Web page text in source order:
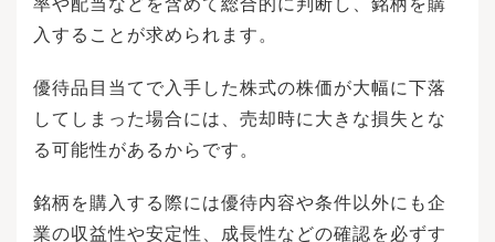
入することが求められます。
優待品目当てで入手した株式の株価が大幅に下落
してしまった場合には、売却時に大きな損失とな
る可能性があるからです。
銘柄を購入する際には優待内容や条件以外にも企
業の収益性や安定性、成長性などの確認を必ずす